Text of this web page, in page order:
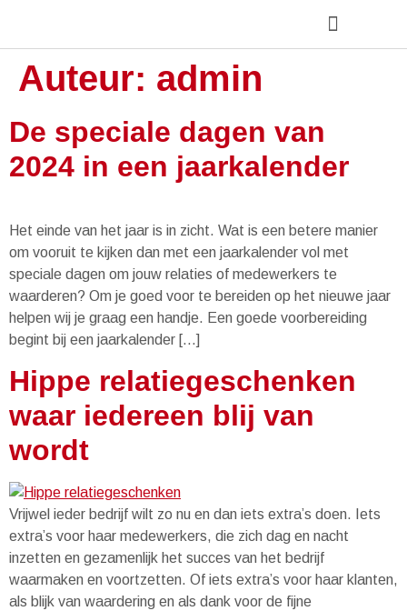
Auteur: admin
De speciale dagen van
2024 in een jaarkalender
Het einde van het jaar is in zicht. Wat is een betere manier
om vooruit te kijken dan met een jaarkalender vol met
speciale dagen om jouw relaties of medewerkers te
waarderen? Om je goed voor te bereiden op het nieuwe jaar
helpen wij je graag een handje. Een goede voorbereiding
begint bij een jaarkalender […]
Hippe relatiegeschenken
waar iedereen blij van
wordt
Vrijwel ieder bedrijf wilt zo nu en dan iets extra’s doen. Iets
extra’s voor haar medewerkers, die zich dag en nacht
inzetten en gezamenlijk het succes van het bedrijf
waarmaken en voortzetten. Of iets extra’s voor haar klanten,
als blijk van waardering en als dank voor de fijne